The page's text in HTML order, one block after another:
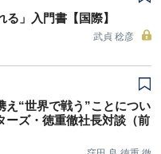
る」入門書【国際】
武貞 稔彦
え“世界で戦う”ことについ
ズ・徳重徹社長対談（前